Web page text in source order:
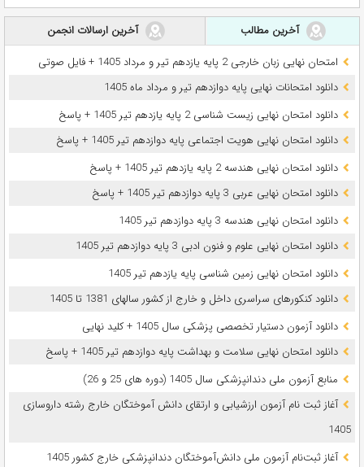
آخرین مطالب
آخرین ارسالات انجمن
امتحان نهایی زبان خارجی 2 پایه یازدهم تیر و مرداد 1405 + فایل صوتی
دانلود امتحانات نهایی پایه دوازدهم تیر و مرداد ماه 1405
دانلود امتحان نهایی زیست شناسی 2 پایه یازدهم تیر 1405 + پاسخ
دانلود امتحان نهایی هویت اجتماعی پایه دوازدهم تیر 1405 + پاسخ
دانلود امتحان نهایی هندسه 2 پایه یازدهم تیر 1405 + پاسخ
دانلود امتحان نهایی عربی 3 پایه دوازدهم تیر 1405 + پاسخ
دانلود امتحان نهایی هندسه 3 پایه دوازدهم تیر 1405
دانلود امتحان نهایی علوم و فنون ادبی 3 پایه دوازدهم تیر 1405
دانلود امتحان نهایی زمین شناسی پایه یازدهم تیر 1405
دانلود کنکورهای سراسری داخل و خارج از کشور سالهای 1381 تا 1405
دانلود آزمون دستیار تخصصی پزشکی سال 1405 + کلید نهایی
دانلود امتحان نهایی سلامت و بهداشت پایه دوازدهم تیر 1405 + پاسخ
ﻣﻨﺎﺑﻊ آزﻣﻮن ﻣﻠﯽ دندانپزشکی سال 1405 (دوره های 25 و 26)
آغاز ثبت نام آزمون‌ ارزشیابی و ارتقای دانش آموختگان خارج رشته داروسازی
1405
آغاز ثبت‌نام آزمون ملی دانش‌آموختگان دندانپزشکی خارج کشور 1405